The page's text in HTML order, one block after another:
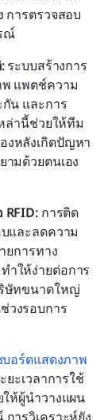
การตรวจสอบ
ณ์
ระบบสร้างการ
พ แพตช์ความ
น และการ
ล่านี้ช่วยให้ทีม
หลังเกิดปัญหา
มด้วยตนเอง
การติด
และลดความ
ยการทาง
ำให้ง่ายต่อการ
ษัทขนาดใหญ่
วงรอบการ
อร์ดแสดงภาพ
ะเวลาการใช้
ห้ผู้นำวางแผน